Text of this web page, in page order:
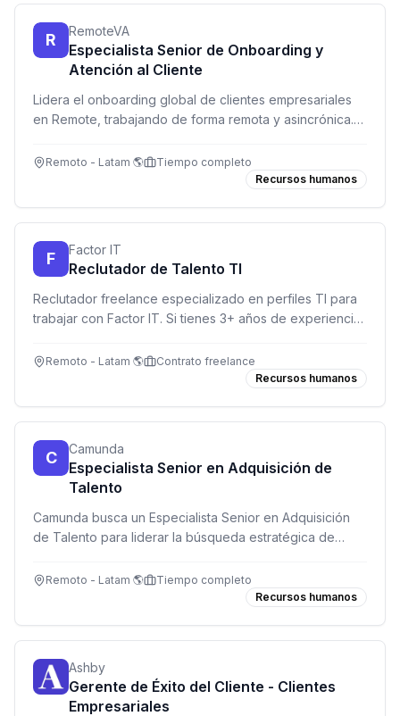
R RemoteVA
Especialista Senior de Onboarding y
Atención al Cliente
Lidera el onboarding global de clientes empresariales
en Remote, trabajando de forma remota y asincrónica.
empleabilidad internacional.
Remoto - Latam 🌎
Tiempo completo
Recursos humanos
F Factor IT
Reclutador de Talento TI
Reclutador freelance especializado en perfiles TI para
trabajar con Factor IT. Si tienes 3+ años de experiencia
¡esta es tu oportunidad!
Remoto - Latam 🌎
Contrato freelance
Recursos humanos
C Camunda
Especialista Senior en Adquisición de
Talento
Camunda busca un Especialista Senior en Adquisición
de Talento para liderar la búsqueda estratégica de
con tecnología AI.
Remoto - Latam 🌎
Tiempo completo
Recursos humanos
Ashby
Gerente de Éxito del Cliente - Clientes
Empresariales